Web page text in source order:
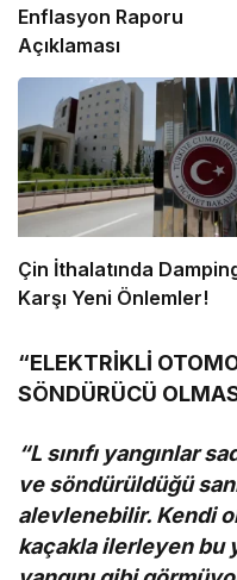
Enflasyon Raporu
Açıklaması
Çin İthalatında
Karşı Yeni Önlemler!
“ELEKTRİKLİ
SÖNDÜRÜCÜ
“L sınıfı yangınlar
ve söndürüldüğü
alevlenebilir. Kendi
kaçakla ilerleyen bu